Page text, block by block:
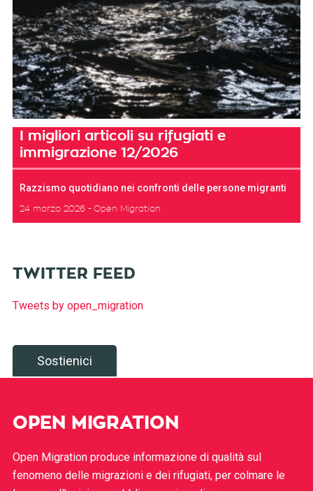
I migliori articoli su rifugiati e
immigrazione 12/2026
Razzismo quotidiano nei confronti delle persone migranti
24 marzo 2026 Open Migration
TWITTER FEED
Tweets by open_migration
Sostienici
OPEN MIGRATION
Open Migration produce informazione di qualità sul
fenomeno delle migrazioni e dei rifugiati, per colmare le